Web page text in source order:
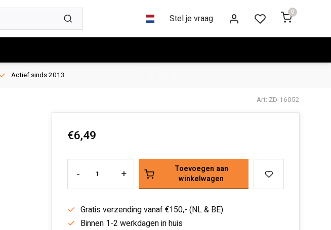
Stel je vraag
0
Actief sinds 2013
Art: ZD-16052
€6,49
- +
Toevoegen aan
winkelwagen
Gratis verzending vanaf €150,- (NL & BE)
Binnen 1-2 werkdagen in huis